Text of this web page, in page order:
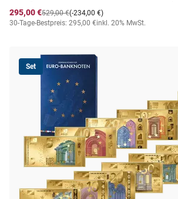
295,00 €
(-234,00 €)
529,00 €
30-Tage-Bestpreis: 295,00 €inkl. 20% MwSt.
Set